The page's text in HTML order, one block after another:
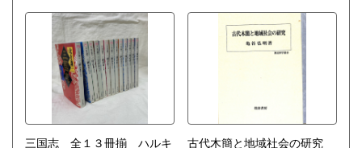
三国志 全１３冊揃 ハルキ
古代木簡と地域社会の研究